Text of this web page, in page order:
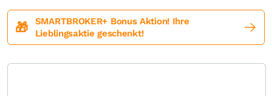
🎁
SMARTBROKER+ Bonus Aktion! Ihre
Lieblingsaktie geschenkt!